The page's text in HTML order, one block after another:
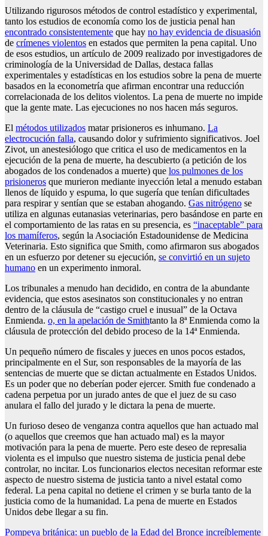
Utilizando rigurosos métodos de control estadístico y experimental,
tanto los estudios de economía como los de justicia penal han
encontrado consistentemente que hay no hay evidencia de disuasión
de crímenes violentos en estados que permiten la pena capital. Uno
de esos estudios, un artículo de 2009 realizado por investigadores de
criminología de la Universidad de Dallas, destaca fallas
experimentales y estadísticas en los estudios sobre la pena de muerte
basados ​​en la econometría que afirman encontrar una reducción
correlacionada de los delitos violentos. La pena de muerte no impide
que la gente mate. Las ejecuciones no nos hacen más seguros.
El métodos utilizados matar prisioneros es inhumano. La
electrocución falla, causando dolor y sufrimiento significativos. Joel
Zivot, un anestesiólogo que critica el uso de medicamentos en la
ejecución de la pena de muerte, ha descubierto (a petición de los
abogados de los condenados a muerte) que los pulmones de los
prisioneros que murieron mediante inyección letal a menudo estaban
llenos de líquido y espuma, lo que sugería que tenían dificultades
para respirar y sentían que se estaban ahogando. Gas nitrógeno se
utiliza en algunas eutanasias veterinarias, pero basándose en parte en
el comportamiento de las ratas en su presencia, es “inaceptable” para
los mamíferos, según la Asociación Estadounidense de Medicina
Veterinaria. Esto significa que Smith, como afirmaron sus abogados
en un esfuerzo por detener su ejecución, se convirtió en un sujeto
humano en un experimento inmoral.
Los tribunales a menudo han decidido, en contra de la abundante
evidencia, que estos asesinatos son constitucionales y no entran
dentro de la cláusula de “castigo cruel e inusual” de la Octava
Enmienda. o, en la apelación de Smithtanto la 8ª Enmienda como la
cláusula de protección del debido proceso de la 14ª Enmienda.
Un pequeño número de fiscales y jueces en unos pocos estados,
principalmente en el Sur, son responsables de la mayoría de las
sentencias de muerte que se dictan actualmente en Estados Unidos.
Es un poder que no deberían poder ejercer. Smith fue condenado a
cadena perpetua por un jurado antes de que el juez de su caso
anulara el fallo del jurado y le dictara la pena de muerte.
Un furioso deseo de venganza contra aquellos que han actuado mal
(o aquellos que creemos que han actuado mal) es la mayor
motivación para la pena de muerte. Pero este deseo de represalia
violenta es el impulso que nuestro sistema de justicia penal debe
controlar, no incitar. Los funcionarios electos necesitan reformar este
aspecto de nuestro sistema de justicia tanto a nivel estatal como
federal. La pena capital no detiene el crimen y se burla tanto de la
justicia como de la humanidad. La pena de muerte en Estados
Unidos debe llegar a su fin.
Pompeya británica: un pueblo de la Edad del Bronce increíblemente